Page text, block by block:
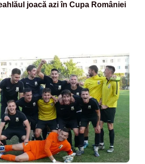
joacă azi în Cupa României